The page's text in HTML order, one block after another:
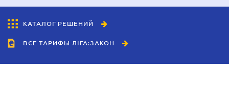
КАТАЛОГ РЕШЕНИЙ
ВСЕ ТАРИФЫ ЛІГА:ЗАКОН